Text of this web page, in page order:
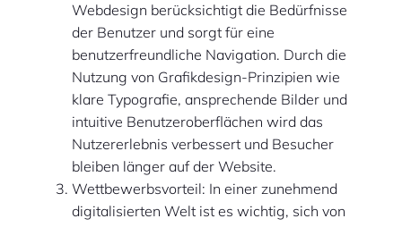
Webdesign berücksichtigt die Bedürfnisse
der Benutzer und sorgt für eine
benutzerfreundliche Navigation. Durch die
Nutzung von Grafikdesign-Prinzipien wie
klare Typografie, ansprechende Bilder und
intuitive Benutzeroberflächen wird das
Nutzererlebnis verbessert und Besucher
bleiben länger auf der Website.
Wettbewerbsvorteil: In einer zunehmend
digitalisierten Welt ist es wichtig, sich von